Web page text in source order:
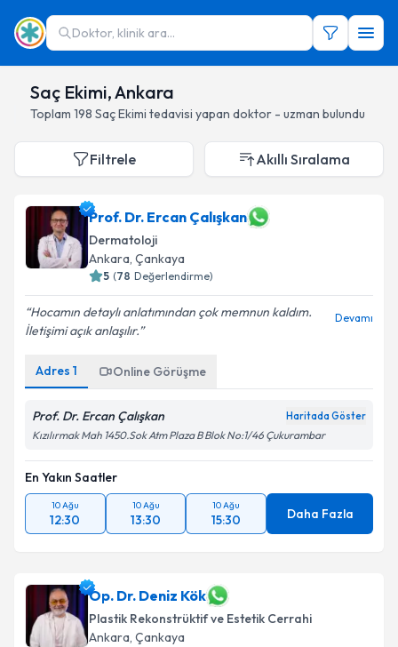
Doktor, klinik ara...
Saç Ekimi, Ankara
Toplam 198 Saç Ekimi tedavisi yapan doktor - uzman bulundu
Filtrele Akıllı Sıralama
Prof. Dr. Ercan Çalışkan
Dermatoloji
Ankara, Çankaya
5 (78 Değerlendirme)
Hocamın detaylı anlatımından çok memnun kaldım.
İletişimi açık anlaşılır.
Devamı
Adres 1 Online Görüşme
Prof. Dr. Ercan Çalışkan Haritada Göster
Kızılırmak Mah 1450.Sok Atm Plaza B Blok No:1/46 Çukurambar
En Yakın Saatler
10 Ağu
12:30
10 Ağu
13:30
10 Ağu
15:30 Daha Fazla
Op. Dr. Deniz Kök
Plastik Rekonstrüktif ve Estetik Cerrahi
Ankara, Çankaya